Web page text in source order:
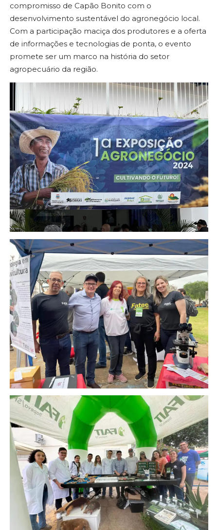
compromisso de Capão Bonito com o
desenvolvimento sustentável do agronegócio local.
Com a participação maciça dos produtores e a oferta
de informações e tecnologias de ponta, o evento
promete ser um marco na história do setor
agropecuário da região.